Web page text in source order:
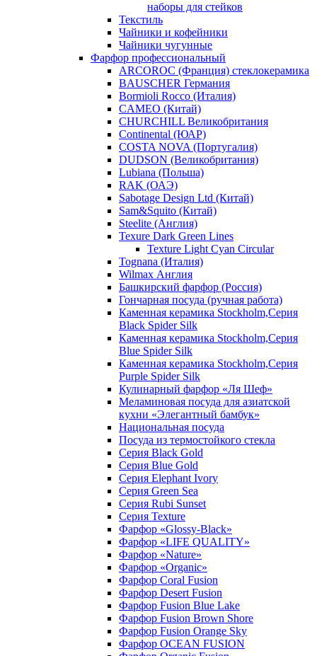
наборы для стейков
Текстиль
Чайники и кофейники
Чайники чугунные
Фарфор профессиональный
ARCOROC (Франция) стеклокерамика
BAUSCHER Германия
Bormioli Rocco (Италия)
CAMEO (Китай)
CHURCHILL Великобритания
Continental (ЮАР)
COSTA NOVA (Португалия)
DUDSON (Великобритания)
Lubiana (Польша)
RAK (ОАЭ)
Sabotage Design Ltd (Китай)
Sam&Squito (Китай)
Steelite (Англия)
Texure Dark Green Lines
Texture Light Cyan Circular
Tognana (Италия)
Wilmax Англия
Башкирский фарфор (Россия)
Гончарная посуда (ручная работа)
Каменная керамика Stockholm,Серия
Black Spider Silk
Каменная керамика Stockholm,Серия
Blue Spider Silk
Каменная керамика Stockholm,Серия
Purple Spider Silk
Кулинарный фарфор «Ля Шеф»
Меламиновая посуда для азиатской
кухни «Элегантный бамбук»
Национальная посуда
Посуда из термостойкого стекла
Серия Black Gold
Серия Blue Gold
Серия Elephant Ivory
Серия Green Sea
Серия Rubi Sunset
Серия Texture
Фарфор «Glossy-Black»
Фарфор «LIFE QUALITY»
Фарфор «Nature»
Фарфор «Organic»
Фарфор Coral Fusion
Фарфор Desert Fusion
Фарфор Fusion Blue Lake
Фарфор Fusion Brown Shore
Фарфор Fusion Orange Sky
Фарфор OCEAN FUSION